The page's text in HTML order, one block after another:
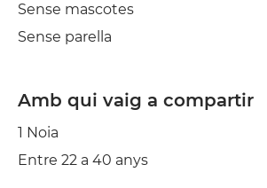
Sense mascotes
Sense parella
Amb qui vaig a compartir
1 Noia
Entre 22 a 40 anys